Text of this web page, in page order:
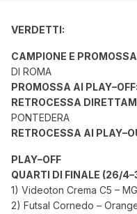
VERDETTI:
CAMPIONE E
DI ROMA
PROMOSSA AI PLAY–OFF:
RETROCESSA
PONTEDERA
RETROCESSA AI
PLAY–OFF
QUARTI DI FINALE (26/
1) Videoton Crema C5 –
2) Futsal Cornedo –